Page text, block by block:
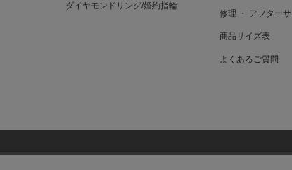
ダイヤモンドリング/婚約指輪
修理 ・ アフター
商品サイズ表
よくあるご質問
に、Cookieを使用しているページがございます。